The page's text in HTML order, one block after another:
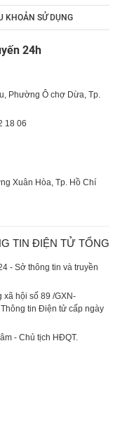
KHOẢN SỬ DỤNG
24h
Phường Ô chợ Dừa, Tp.
18 06
Xuân Hòa, Tp. Hồ Chí
TIN ĐIỆN TỬ TỔNG
- Sở thông tin và truyền
xã hội số 89 /GXN-
tin Điện tử cấp ngày
- Chủ tịch HĐQT.